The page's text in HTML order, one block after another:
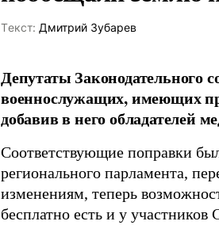
Tекст: Дмитрий Зубарев
Депутаты Законодательного
военнослужащих, имеющих
добавив в него обладателей
Соответствующие поправки
регионального парламента,
изменениям, теперь
бесплатно есть и у